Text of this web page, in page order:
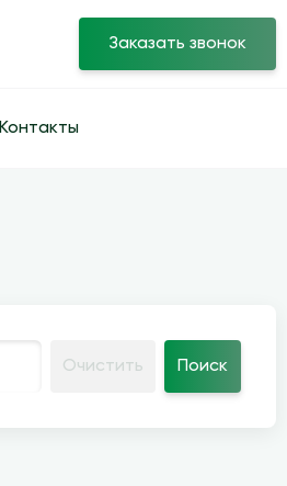
Заказать звонок
Контакты
Очистить Поиск